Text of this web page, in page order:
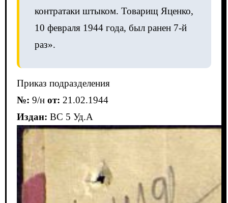
контратаки штыком. Товарищ Яценко,
10 февраля 1944 года, был ранен 7-й
раз».
Приказ подразделения
№: 9/н от: 21.02.1944
Издан: ВС 5 Уд.А